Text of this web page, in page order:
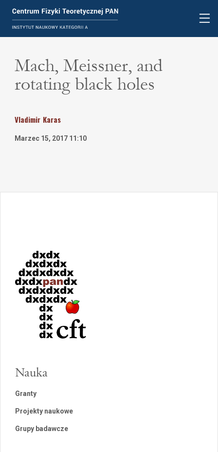
Mach, Meissner, and
rotating black holes
Vladimir Karas
Marzec 15, 2017 11:10
Nauka
Granty
Projekty naukowe
Grupy badawcze